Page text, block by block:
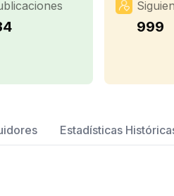
999
Estadísticas